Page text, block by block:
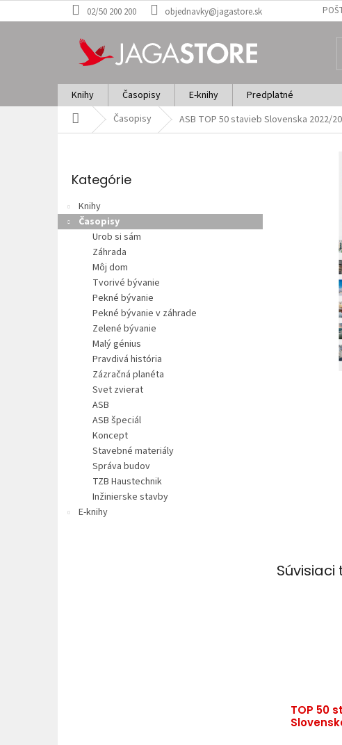
Prejsť
02/50 200 200 objednavky@jagastore.sk
Knihy Časopisy E-knihy
Predplatné
Domov Časopisy ASB TOP 50 stavieb Slovenska 2022/
p
a
kategórie
Kategórie
Knihy
Časopisy
Urob si sám
Záhrada
Môj dom
Tvorivé bývanie
Pekné bývanie
Pekné bývanie v záhrade
Zelené bývanie
Malý génius
Pravdivá história
Zázračná planéta
Svet zvierat
ASB
ASB špeciál
Koncept
Stavebné materiály
Správa budov
TZB Haustechnik
Inžinierske stavby
E-knihy
Súvisiaci
TOP 50